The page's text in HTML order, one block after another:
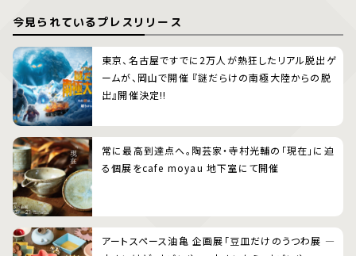
今見られているプレスリリース
東京、名古屋ですでに2万人が熱狂したリアル脱出ゲ
ームが、岡山で開催 『謎だらけの南極大陸からの脱
出』開催決定!!
常に最高到達点へ。陶芸家・寺村光輔の「現在」に迫
る個展をcafe moyau 地下室にて開催
アートスペース油亀 企画展「豆皿だけのうつわ展 ―